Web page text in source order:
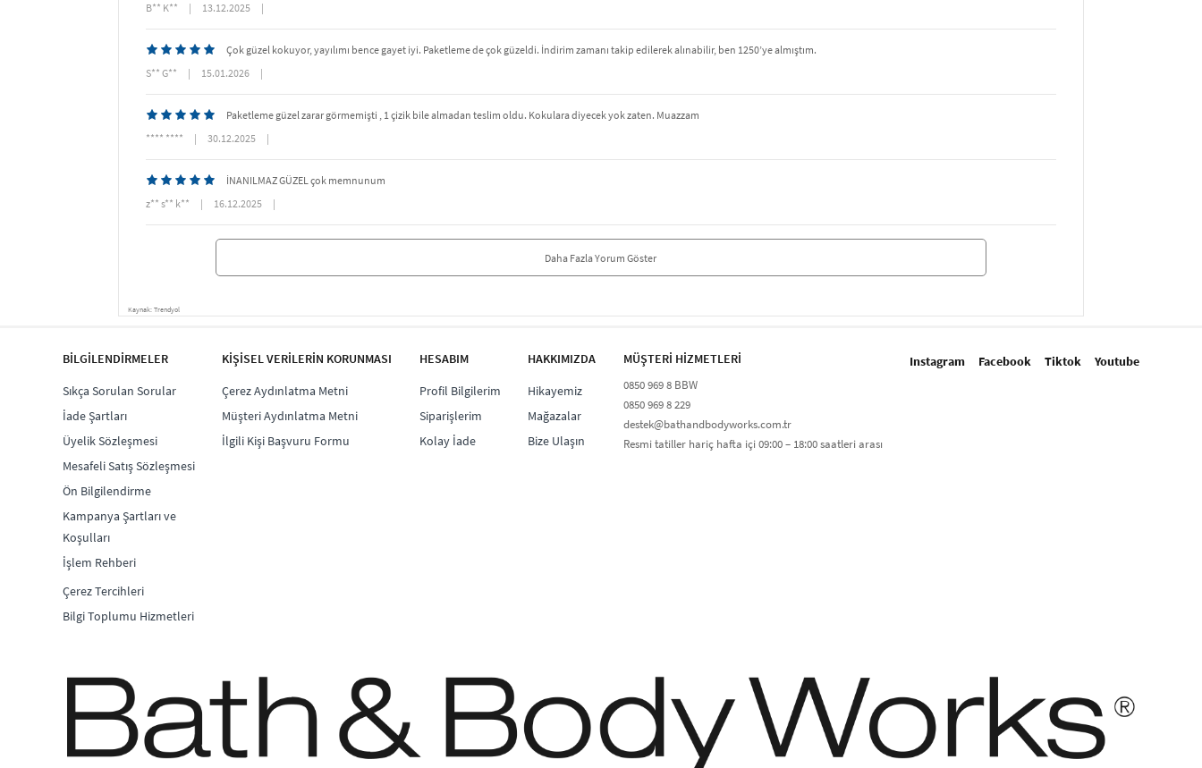
B** K**
| 13.12.2025 |
Çok güzel kokuyor, yayılımı bence gayet iyi. Paketleme de çok güzeldi. İndirim zamanı takip edilerek alınabilir, ben 1250’ye almıştım.
S** G**
| 15.01.2026 |
Paketleme güzel zarar görmemişti , 1 çizik bile almadan teslim oldu. Kokulara diyecek yok zaten. Muazzam
**** ****
| 30.12.2025 |
İNANILMAZ GÜZEL çok memnunum
z** s** k**
| 16.12.2025 |
Daha Fazla Yorum Göster
Kaynak: Trendyol
Instagram Facebook Tiktok Youtube
BİLGİLENDİRMELER
Sıkça Sorulan Sorular
İade Şartları
Üyelik Sözleşmesi
Mesafeli Satış Sözleşmesi
Ön Bilgilendirme
Kampanya Şartları ve
Koşulları
İşlem Rehberi
Çerez Tercihleri
Bilgi Toplumu Hizmetleri
KİŞİSEL VERİLERİN KORUNMASI
Çerez Aydınlatma Metni
Müşteri Aydınlatma Metni
İlgili Kişi Başvuru Formu
HESABIM
Profil Bilgilerim
Siparişlerim
Kolay İade
HAKKIMIZDA
Hikayemiz
Mağazalar
Bize Ulaşın
MÜŞTERİ HİZMETLERİ​
0850 969 8 BBW​
0850 969 8 229​​
destek@bathandbodyworks.com.tr
Resmi tatiller hariç hafta içi 09:00 – 18:00 saatleri arası​